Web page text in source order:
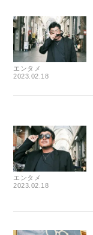
エンタメ
2023.02.18
エンタメ
2023.02.18